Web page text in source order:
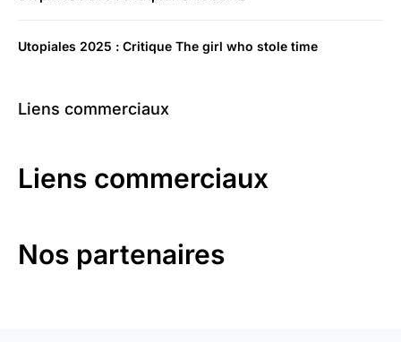
Utopiales 2025 : Critique The girl who stole time
Liens commerciaux
Liens commerciaux
Nos partenaires